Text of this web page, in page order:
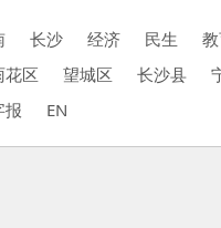
长沙 经济 民生
花区 望城区 长沙县
报 EN